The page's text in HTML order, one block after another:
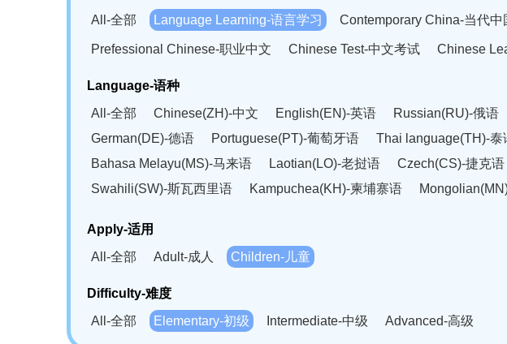
All-全部
Language Learning-语言学习 Contemporary China-当代中
Prefessional Chinese-职业中文 Chinese Test-中文考试 Chinese
Language-语种
All-全部
Chinese(ZH)-中文 English(EN)-英语 Russian(RU)-俄语
German(DE)-德语
Portuguese(PT)-葡萄牙语 Thai language(TH)-泰
Bahasa Melayu(MS)-马来语
Laotian(LO)-老挝语 Czech(CS)-捷克语
Swahili(SW)-斯瓦西里语
Kampuchea(KH)-柬埔寨语
Apply-适用
All-全部
Adult-成人 Children-儿童
Difficulty-难度
All-全部
Elementary-初级 Intermediate-中级 Advanced-高级